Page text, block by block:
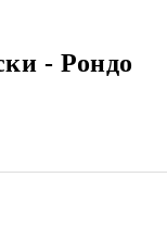
- Рондо